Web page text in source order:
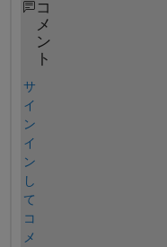
コ
メ
ン
ト
サ
イ
ン
イ
ン
し
て
コ
メ